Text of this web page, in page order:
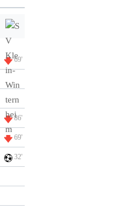
69'
86'
69'
32'